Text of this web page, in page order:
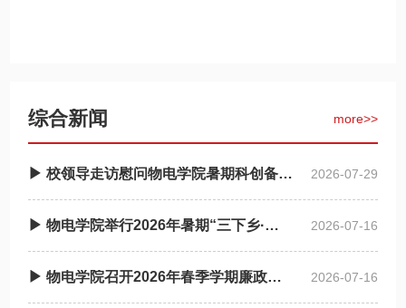
综合新闻 more>>
▶ 校领导走访慰问物电学院暑期科创备赛师生 2026-07-29
▶ 物电学院举行2026年暑期“三下乡·返家乡”社会实践启动仪式 2026-07-16
▶ 物电学院召开2026年春季学期廉政谈话会 2026-07-16